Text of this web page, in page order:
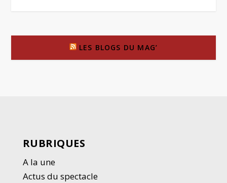
LES BLOGS DU MAG’
RUBRIQUES
A la une
Actus du spectacle